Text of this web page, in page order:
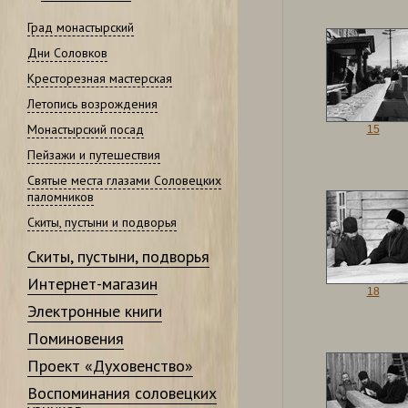
Град монастырский
Дни Соловков
Кресторезная мастерская
Летопись возрождения
Монастырский посад
Пейзажи и путешествия
Святые места глазами Соловецких
паломников
Скиты, пустыни и подворья
Скиты, пустыни, подворья
Интернет-магазин
Электронные книги
Поминовения
Проект «Духовенство»
Воспоминания соловецких
15
18